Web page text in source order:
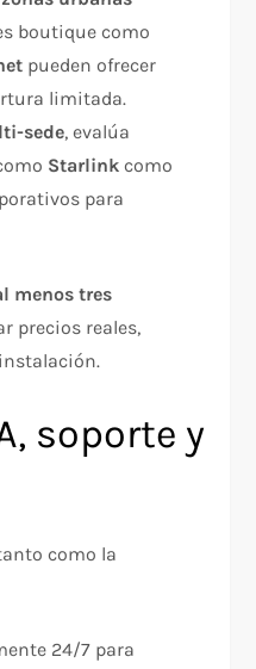
boutique como
pueden ofrecer
limitada.
sede, evalúa
Starlink como
para
menos tres
precios reales,
soporte y
como la
24/7 para